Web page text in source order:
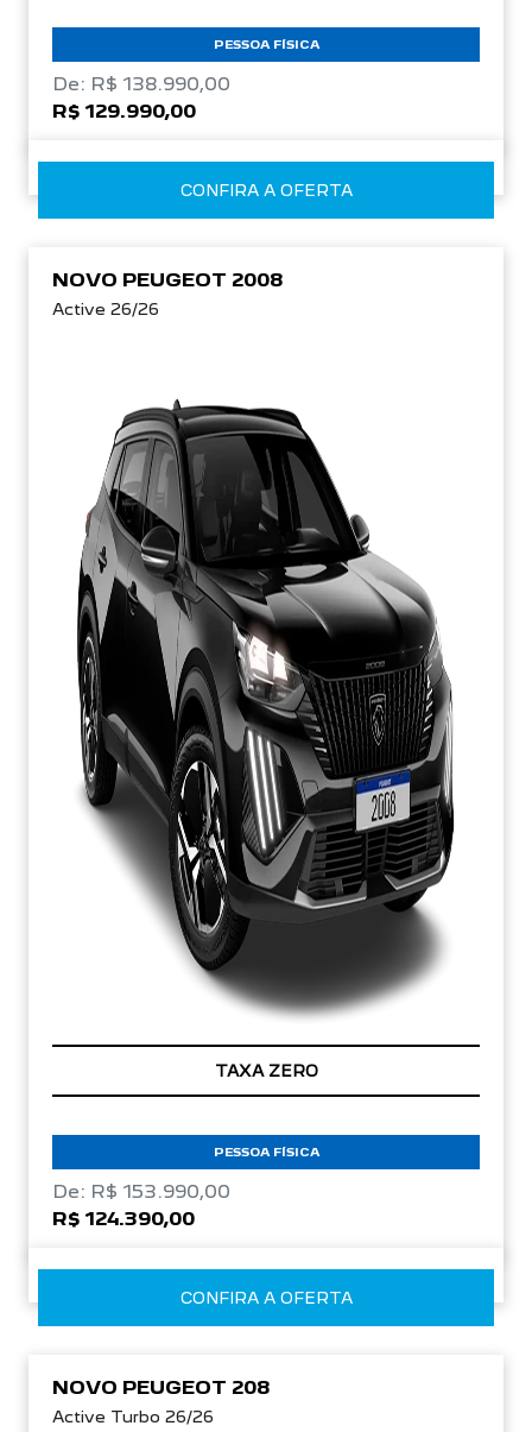
PESSOA FÍSICA
De: R$ 138.990,00
R$ 129.990,00
CONFIRA A OFERTA
NOVO PEUGEOT 2008
Active 26/26
TAXA ZERO
PESSOA FÍSICA
De: R$ 153.990,00
R$ 124.390,00
CONFIRA A OFERTA
NOVO PEUGEOT 208
Active Turbo 26/26